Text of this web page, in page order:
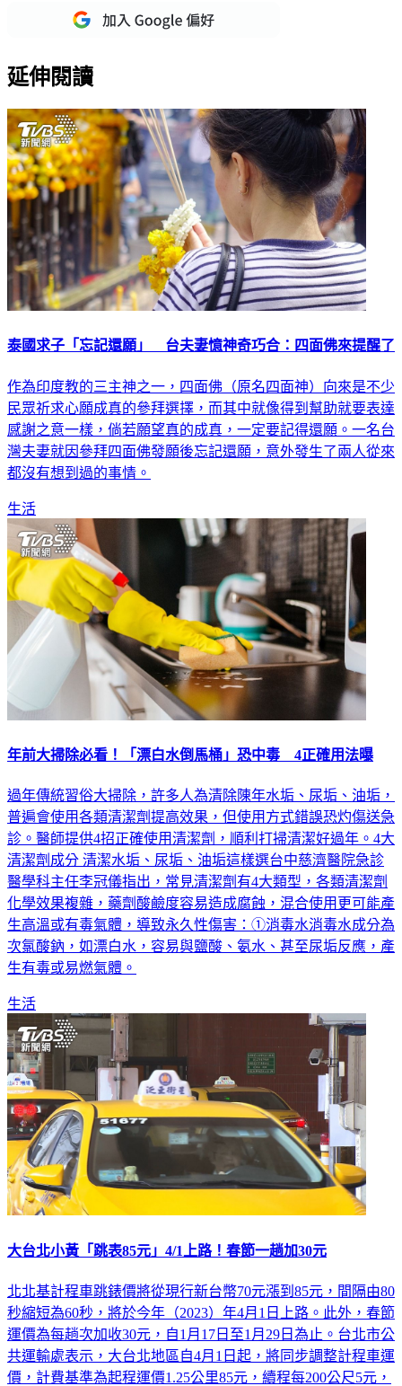
重點新聞一次看
作為印度教的三主神之一，四面佛（原名四面神）向來是不少
民眾祈求心願成真的參拜選擇，而其中就像得到幫助就要表達
感謝之意一樣，倘若願望真的成真，一定要記得還願。一名台
灣夫妻就因參拜四面佛發願後忘記還願，意外發生了兩人從來
生活
過年傳統習俗大掃除，許多人為清除陳年水垢、尿垢、油垢，
普遍會使用各類清潔劑提高效果，但使用方式錯誤恐灼傷送急
診。醫師提供4招正確使用清潔劑，順利打掃清潔好過年。4大
清潔劑成分 清潔水垢、尿垢、油垢這樣選台中慈濟醫院急診
醫學科主任李冠儀指出，常見清潔劑有4大類型，各類清潔劑
化學效果複雜，藥劑酸鹼度容易造成腐蝕，混合使用更可能產
生高溫或有毒氣體，導致永久性傷害：①消毒水消毒水成分為
次氯酸鈉，如漂白水，容易與鹽酸、氨水、甚至尿垢反應，產
生活
北北基計程車跳錶價將從現行新台幣70元漲到85元，間隔由80
秒縮短為60秒，將於今年（2023）年4月1日上路。此外，春節
運價為每趟次加收30元，自1月17日至1月29日為止。台北市公
共運輸處表示，大台北地區自4月1日起，將同步調整計程車運